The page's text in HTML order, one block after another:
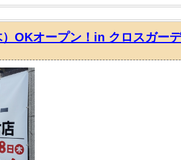
OKオープン！in クロスガー